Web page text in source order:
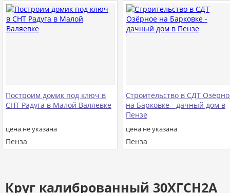
Построим домик под ключ в
СНТ Радуга в Малой Валяевке
цена не указана
Пенза
Строительство в СДТ
на Барковке - дачный дом в
Пензе
цена не указана
Пенза
Круг калиброванный 30ХГСН2А